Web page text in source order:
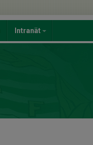
Intranät